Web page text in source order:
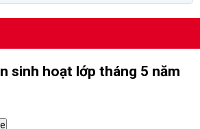
sinh hoạt lớp tháng 5 năm